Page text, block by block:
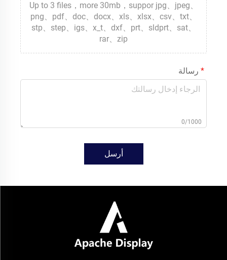
Up to 3 files，more 30mb，suppor jpg、jpeg、
png、pdf、doc、docx、xls、xlsx、csv、txt、
stp、step、igs、x_t、dxf、prt、sldprt、sat、
rar、zip
رسالة
0/1000
أرسل